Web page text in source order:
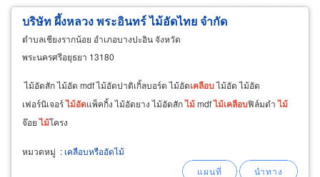
บริษัท ผึ้งหลวง พระอินทร์ ไม้อัดไทย จำกัด
ตำบลเชียงรากน้อย อำเภอบางปะอิน จังหวัด
พระนครศรีอยุธยา 13180
ไม้อัดสัก ไม้อัด mdf ไม้อัดปาติเกิ้ลบอร์ด ไม้อัดเคลือบไม้อัด ไม้อัด
เฟอร์นิเจอร์ไม้อัดแพ็คกิ้ง ไม้อัดยาง ไม้อัดสักไม้mdfไม้เคลือบฟิล์มดำไม้
จ๊อยไม้โครง
หมวดหมู่ : เคลือบหรืออัดไม้